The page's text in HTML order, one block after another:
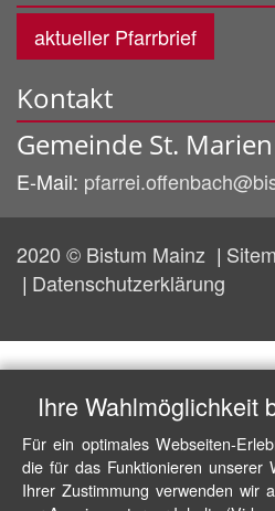
aktueller Pfarrbrief
Kontakt
Gemeinde St.
E-Mail:
2020 © Bistum Mainz
Datenschutzerklärung
Ihre Wahlmöglichkeit
Für ein optimales Webseiten-
die für das Funktionieren unserer
Ihrer Zustimmung verwenden wir